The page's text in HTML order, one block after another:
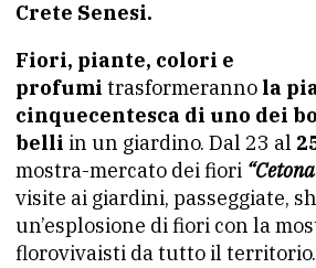
Crete Senesi.
Fiori, piante, colori e
profumi trasformeranno la
cinquecentesca di uno dei
belli in un giardino. Dal 23 al
mostra-mercato dei fiori
visite ai giardini, passeggiate,
un’esplosione di fiori con la
florovivaisti da tutto il territorio.